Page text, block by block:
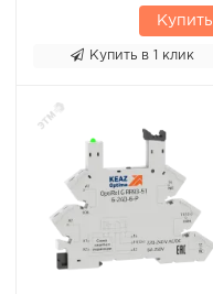
Купить
Купить в 1 клик